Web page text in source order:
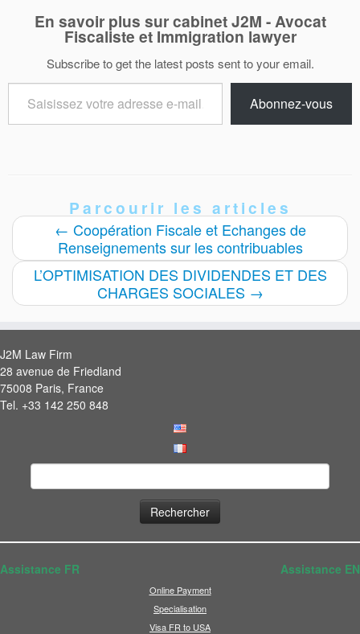
En savoir plus sur cabinet J2M - Avocat
Fiscaliste et Immigration lawyer
Subscribe to get the latest posts sent to your email.
votre
adresse
Abonnez-vous
Parcourir les articles
← Coopération Fiscale et Echanges de
Renseignements sur les contribuables
L’OPTIMISATION DES DIVIDENDES ET DES
CHARGES SOCIALES →
J2M Law Firm
28 avenue de Friedland
75008 Paris, France
Tel. +33 142 250 848
Assistance FR Assistance EN
Online Payment
Specialisation
Visa FR to USA